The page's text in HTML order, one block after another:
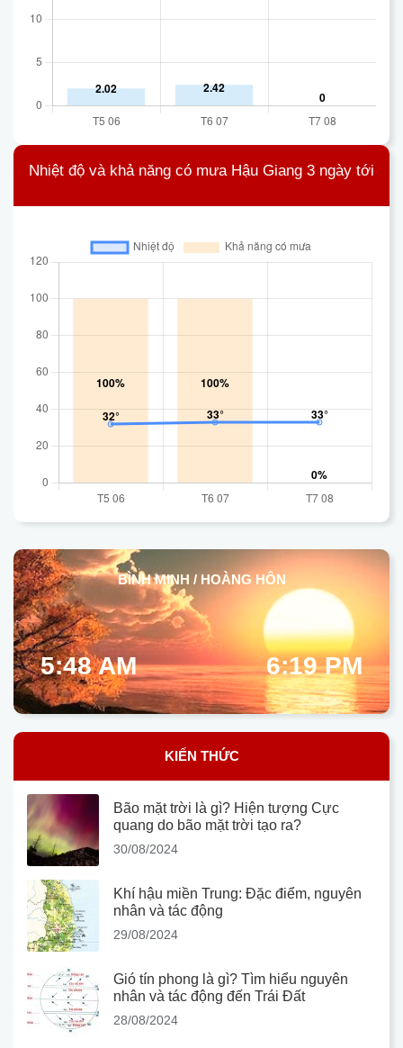
Nhiệt độ và khả năng có mưa Hậu Giang 3 ngày tới
BÌNH MINH / HOÀNG HÔN
5:48 AM 6:19 PM
KIẾN THỨC
Bão mặt trời là gì? Hiện tượng Cực
quang do bão mặt trời tạo ra?
30/08/2024
Khí hậu miền Trung: Đặc điểm, nguyên
nhân và tác động
29/08/2024
Gió tín phong là gì? Tìm hiểu nguyên
nhân và tác động đến Trái Đất
28/08/2024